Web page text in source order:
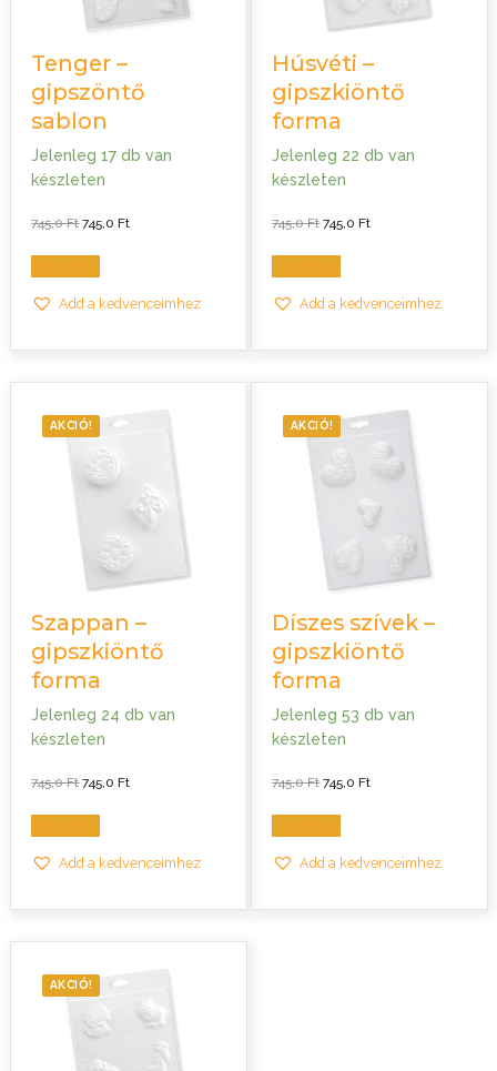
Tenger –
gipszöntő
sablon
Jelenleg 17 db van
készleten
745,0FtOriginal
price
745,0 Ft.
745,0FtCurrent
Kosárba
Add a kedvenceimhez
Húsvéti –
gipszkiöntő
forma
Jelenleg 22 db van
készleten
745,0FtOriginal
price
745,0 Ft.
745,0FtCurrent
Kosárba
Add a kedvenceimhez
AKCIÓ!
Szappan –
gipszkiöntő
forma
Jelenleg 24 db van
készleten
745,0FtOriginal
price
745,0 Ft.
745,0FtCurrent
Kosárba
Add a kedvenceimhez
AKCIÓ!
Díszes szívek –
gipszkiöntő
forma
Jelenleg 53 db van
készleten
745,0FtOriginal
price
745,0 Ft.
745,0FtCurrent
Kosárba
Add a kedvenceimhez
AKCIÓ!